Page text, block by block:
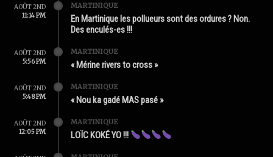
AOÛT 2ND
11:14 PM
MARTINIQUE
En Martinique les pollueurs sont des ordures ? Non.
Des enculés-es !!!
AOÛT 2ND
5:56 PM
MARTINIQUE
« Mérine rivers to cross »
AOÛT 2ND
5:48 PM
MARTINIQUE
« Nou ka gadé MAS pasé »
AOÛT 2ND
12:05 PM
MARTINIQUE
LOÏC KOKÉ YO !!!